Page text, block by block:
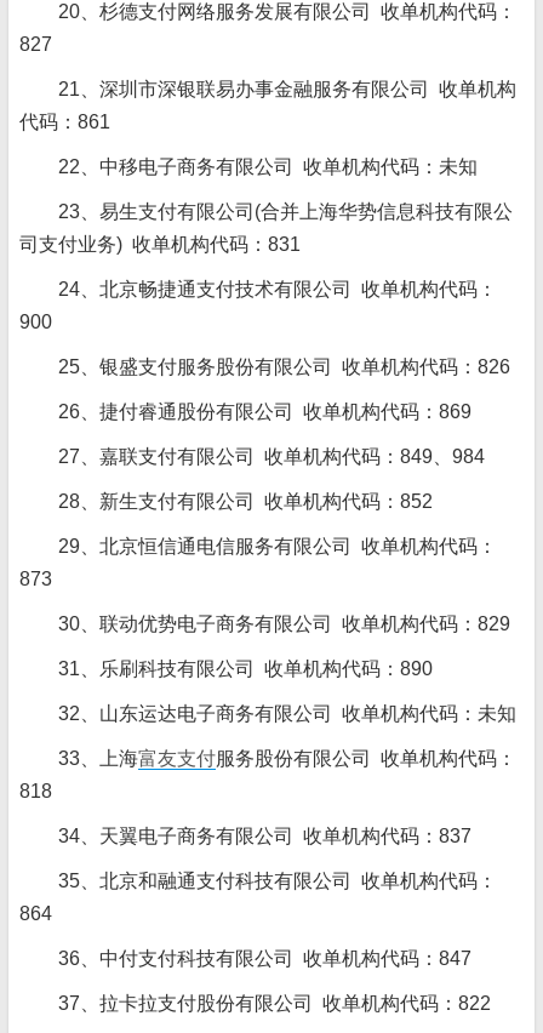
20、杉德支付网络服务发展有限公司 收单机构代码：
827
21、深圳市深银联易办事金融服务有限公司 收单机构
代码：861
22、中移电子商务有限公司 收单机构代码：未知
23、易生支付有限公司(合并上海华势信息科技有限公
司支付业务) 收单机构代码：831
24、北京畅捷通支付技术有限公司 收单机构代码：
900
25、银盛支付服务股份有限公司 收单机构代码：826
26、捷付睿通股份有限公司 收单机构代码：869
27、嘉联支付有限公司 收单机构代码：849、984
28、新生支付有限公司 收单机构代码：852
29、北京恒信通电信服务有限公司 收单机构代码：
873
30、联动优势电子商务有限公司 收单机构代码：829
31、乐刷科技有限公司 收单机构代码：890
32、山东运达电子商务有限公司 收单机构代码：未知
33、上海富友支付服务股份有限公司 收单机构代码：
818
34、天翼电子商务有限公司 收单机构代码：837
35、北京和融通支付科技有限公司 收单机构代码：
864
36、中付支付科技有限公司 收单机构代码：847
37、拉卡拉支付股份有限公司 收单机构代码：822